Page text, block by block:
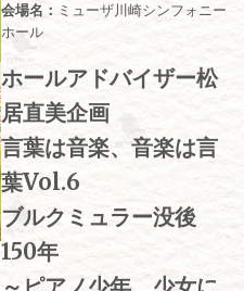
会場名： ミューザ川崎シンフォニー
ホール
ホールアドバイザー松
居直美企画
言葉は音楽、音楽は言
葉Vol.6
ブルクミュラー没後
150年